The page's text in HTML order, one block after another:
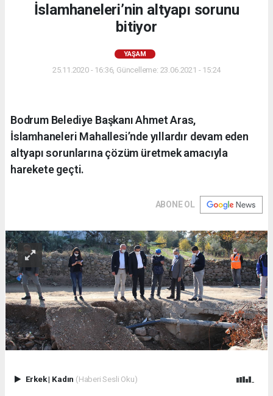
İslamhaneleri’nin altyapı sorunu
bitiyor
YAŞAM
25.11.2020 - 16:36, Güncelleme: 23.06.2021 - 15:24
Bodrum Belediye Başkanı Ahmet Aras,
İslamhaneleri Mahallesi’nde yıllardır devam eden
altyapı sorunlarına çözüm üretmek amacıyla
harekete geçti.
ABONE OL
Erkek| Kadın (Haberi Sesli Oku)